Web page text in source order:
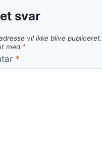
svar
vil ikke blive publiceret.
med *
*